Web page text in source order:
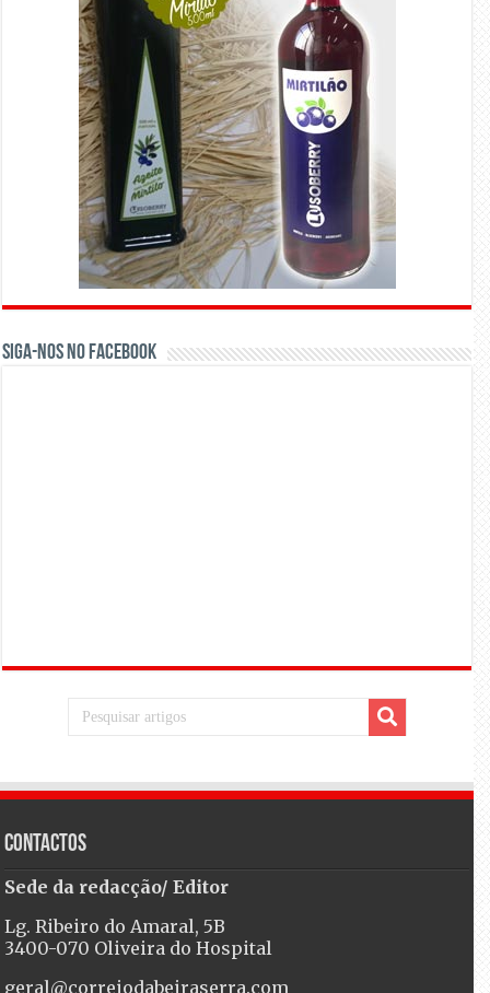
Siga-nos no Facebook
Contactos
Sede da redacção/ Editor
Lg. Ribeiro do Amaral, 5B
3400-070 Oliveira do Hospital
geral@correiodabeiraserra.com